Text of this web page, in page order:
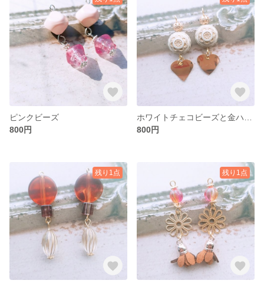
ピンクビーズ
800円
800円
残り1点 残り1点